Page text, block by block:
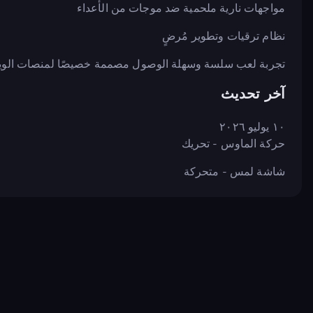
مواجهات نارية ملحمية ضد موجات من الأعداء
نظام ترقيات وتطوير مُرضٍ
تجربة لعب سلسة وسهلة الوصول مصممة خصيصًا لمنصات
آخر تحديث
١٠ يوليو ٢٠٢٦
حركة الماوس - تحريك
شاشة لمس - متحركة